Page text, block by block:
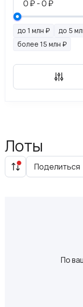
до 1 млн ₽ до 5
более 15 млн ₽
Лоты
Поделиться
По